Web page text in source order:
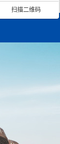
扫描二维码